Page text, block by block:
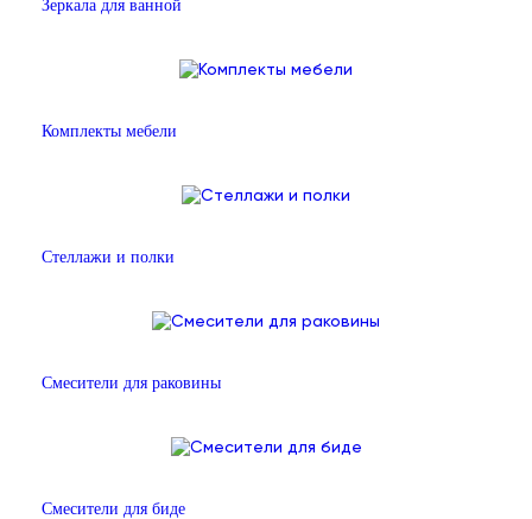
Зеркала для ванной
Комплекты мебели
Стеллажи и полки
Смесители для раковины
Смесители для биде